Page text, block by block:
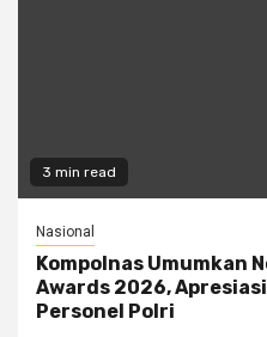
3 min read
Nasional
Kompolnas Umumkan
Awards 2026,
Personel Polri